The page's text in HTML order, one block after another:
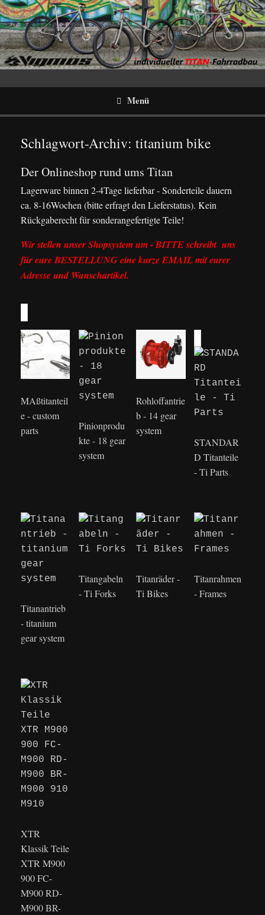
Menü
Schlagwort-Archiv: titanium bike
Der Onlineshop rund ums Titan
Lagerware binnen 2-4Tage lieferbar - Sonderteile dauern
ca. 8-16Wochen (bitte erfragt den Lieferstatus). Kein
Rückgaberecht für sonderangefertigte Teile!
Wir stellen unser Shopsystem um - BITTE schreibt uns
für eure BESTELLUNG eine kurze EMAIL mit eurer
Adresse und Wunschartikel.
MAßtitanteil
e - custom
parts
Pinionprodu
kte - 18 gear
system
Rohloffantrie
b - 14 gear
system
STANDAR
D Titanteile
- Ti Parts
Titanantrieb
- titanium
gear system
Titangabeln
- Ti Forks
Titanräder -
Ti Bikes
Titanrahmen
- Frames
XTR
Klassik Teile
XTR M900
900 FC-
M900 RD-
M900 BR-